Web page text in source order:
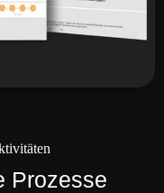
Prozesse